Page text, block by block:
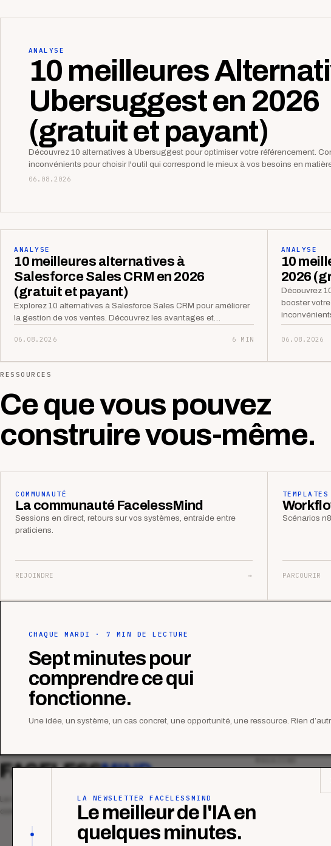
ANALYSE
10 meilleures
Ubersuggest en 2026
(gratuit et payant)
Découvrez 10 alternatives à Ubersuggest pour optimiser votre référencement.
inconvénients pour choisir l'outil qui correspond le mieux à vos besoins en
06.08.2026
ANALYSE
10 meilleures alternatives à
Salesforce Sales CRM en 2026
(gratuit et payant)
Explorez 10 alternatives à Salesforce Sales CRM pour améliorer
la gestion de vos ventes. Découvrez les avantages et…
06.08.2026 6 MIN
ANALYSE
10
2026
Découvrez
booster
06.08.2026
RESSOURCES
Ce que vous pouvez
construire vous-même.
COMMUNAUTÉ
La communauté FacelessMind
Sessions en direct, retours sur vos systèmes, entraide entre
praticiens.
REJOINDRE →
TEMPLATES
Scénarios
PARCOURIR
CHAQUE MARDI · 7 MIN DE LECTURE
Sept minutes pour
comprendre ce qui
fonctionne.
Une idée, un système, un cas concret, une opportunité, une ressource. Rien
LA NEWSLETTER FACELESSMIND
Le meilleur de l'IA en
quelques minutes.
FACELESSMIND
Le média qui mesurent la performance
commerciale des organismes de formation.